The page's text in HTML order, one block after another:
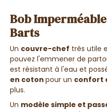
Bob
Barts
Un couvre-chef très utile
pouvez l'emmener de
est résistant à l'eau et
en coton pour un confort
plus.
Un modèle simple et